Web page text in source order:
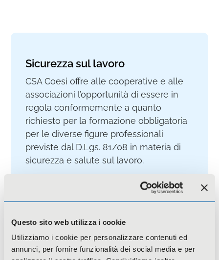
Questo sito web utilizza i cookie
Utilizziamo i cookie per personalizzare contenuti ed
annunci, per fornire funzionalità dei social media e per
Sicurezza sul lavoro
CSA Coesi offre alle cooperative e alle
associazioni l’opportunità di essere in
regola conformemente a quanto
richiesto per la formazione obbligatoria
per le diverse figure professionali
previste dal D.Lgs. 81/08 in materia di
sicurezza e salute sul lavoro.